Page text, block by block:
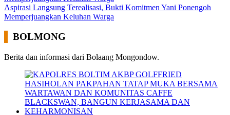
Aspirasi Langsung Terealisasi, Bukti Komitmen Yani Ponengoh
Memperjuangkan Keluhan Warga
BOLMONG
Berita dan informasi dari Bolaang Mongondow.